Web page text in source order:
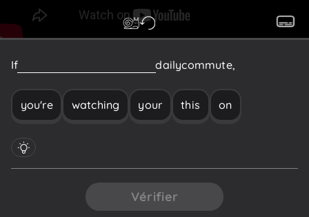
If yourdailycommute,
you're watching your this on
Vérifier